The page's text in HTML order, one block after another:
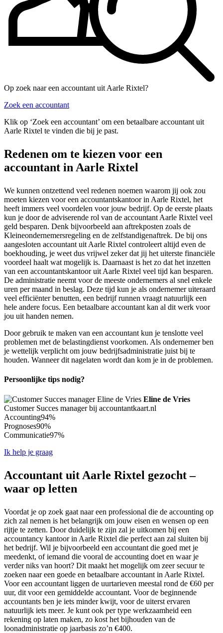
Op zoek naar een accountant uit Aarle Rixtel?
Zoek een accountant
Klik op ‘Zoek een accountant’ om een betaalbare accountant uit
Aarle Rixtel te vinden die bij je past.
Redenen om te kiezen voor een
accountant in Aarle Rixtel
We kunnen ontzettend veel redenen noemen waarom jij ook zou
moeten kiezen voor een accountantskantoor in Aarle Rixtel, het
heeft immers veel voordelen voor jouw bedrijf. Op de eerste plaats
kun je door de adviserende rol van de accountant Aarle Rixtel veel
geld besparen. Denk bijvoorbeeld aan aftrekposten zoals de
Kleineondernemersregeling en de zelfstandigenaftrek. De bij ons
aangesloten accountant uit Aarle Rixtel controleert altijd even de
boekhouding, je weet dus vrijwel zeker dat jij het uiterste financiële
voordeel haalt wat mogelijk is. Daarnaast is het zo dat het inzetten
van een accountantskantoor uit Aarle Rixtel veel tijd kan besparen.
De administratie neemt voor de meeste ondernemers al snel enkele
uren per maand in beslag. Deze tijd kun je als ondernemer uiteraard
veel efficiënter benutten, een bedrijf runnen vraagt natuurlijk een
hele andere focus. Een betaalbare accountant kan al dit werk voor
jou uit handen nemen.
Door gebruik te maken van een accountant kun je tenslotte veel
problemen met de belastingdienst voorkomen. Als ondernemer ben
je wettelijk verplicht om jouw bedrijfsadministratie juist bij te
houden. Wanneer dit nagelaten wordt dan kom je in de problemen.
Persoonlijke tips nodig?
Eline de Vries
Customer Succes manager bij accountantkaart.nl
Accounting94%
Prognoses90%
Communicatie97%
Ik help je graag
Accountant uit Aarle Rixtel gezocht –
waar op letten
Voordat je op zoek gaat naar een professional die de accounting op
zich zal nemen is het belangrijk om jouw eisen en wensen op een
rijtje te zetten. Door duidelijk te zijn zal je uitkomen bij een
accountancy kantoor in Aarle Rixtel die perfect aan zal sluiten bij
het bedrijf. Wil je bijvoorbeeld een accountant die goed met je
meedenkt, of iemand die vooral de accounting doet en waar je
verder niks van hoort? Dit maakt het mogelijk om zeer secuur te
zoeken naar een goede en betaalbare accountant in Aarle Rixtel.
Voor een accountant liggen de uurtarieven meestal rond de €60 per
uur, dit voor een gemiddelde accountant. Voor de beginnende
accountants ben je iets minder kwijt, voor de uiterst ervaren
natuurlijk iets meer. Je kunt ook per type werkzaamheid een
rekening op laten maken, zo kost het bijhouden van de
loonadministratie op jaarbasis zo’n €400.